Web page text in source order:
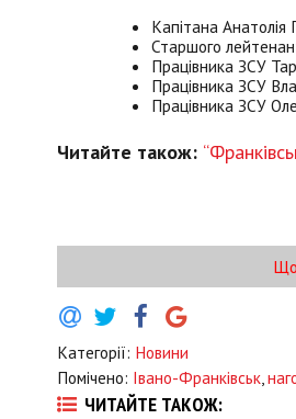
Капітана Анатолія
Старшого
Працівника ЗСУ
Працівника ЗСУ
Працівника ЗСУ
Читайте також:
Категорії: Новини
Помічено: Івано-Франківськ,
ЧИТАЙТЕ ТАКОЖ: